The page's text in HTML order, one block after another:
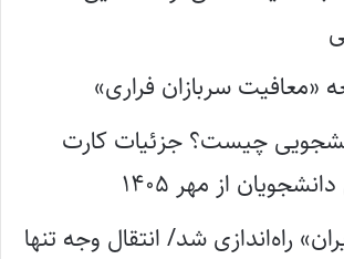
«معافیت سربازان فراری»
چیست؟ جزئیات کارت
از مهر ۱۴۰۵
راه‌اندازی شد/ انتقال وجه تنها